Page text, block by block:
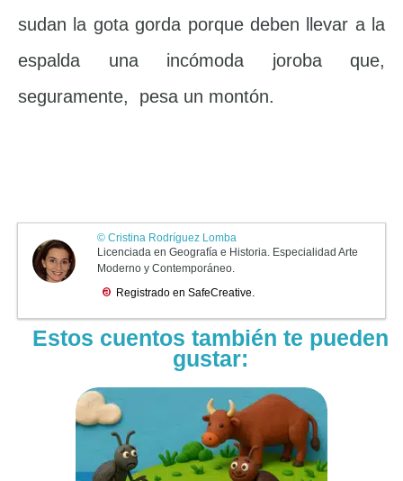
sudan la gota gorda porque deben llevar a la
espalda una incómoda joroba que,
seguramente, pesa un montón.
Estos cuentos también te pueden
gustar: